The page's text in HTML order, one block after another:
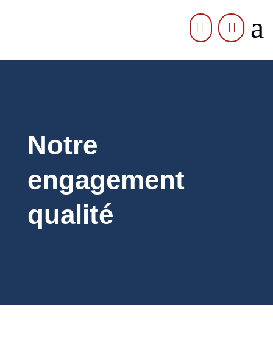
  a
Notre
engagement
qualité